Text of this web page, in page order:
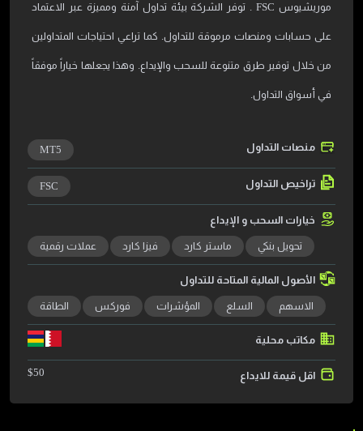
موريشيوس FSC . توفر الشركة بيئة تداول آمنة ومميزة عبر الاعتماد
على حسابات ومنصات مرموقة للتداول. كما تراعي احتياجات المتداولين
من خلال توفير طرق متنوعة للسحب والإيداع. وهذا يجعلها خياراً موفقاً
في أسواق التداول.
منصات التداول MT5
تراخيص التداول FSC
خيارات السحب و الإيداع
تحويل بنكي ماستر كارد فيزا كارد عملات رقمية
الأصول المالية المتاحة للتداول
الاسهم السلع المؤشرات فوركس الطاقة
مكاتب محلية
اقل قيمة للايداع $50